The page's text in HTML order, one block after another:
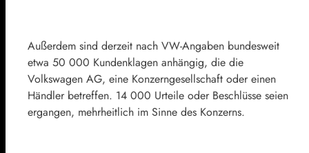
Außerdem sind derzeit nach VW-Angaben bundesweit
etwa 50 000 Kundenklagen anhängig, die die
Volkswagen AG, eine Konzerngesellschaft oder einen
Händler betreffen. 14 000 Urteile oder Beschlüsse seien
ergangen, mehrheitlich im Sinne des Konzerns.